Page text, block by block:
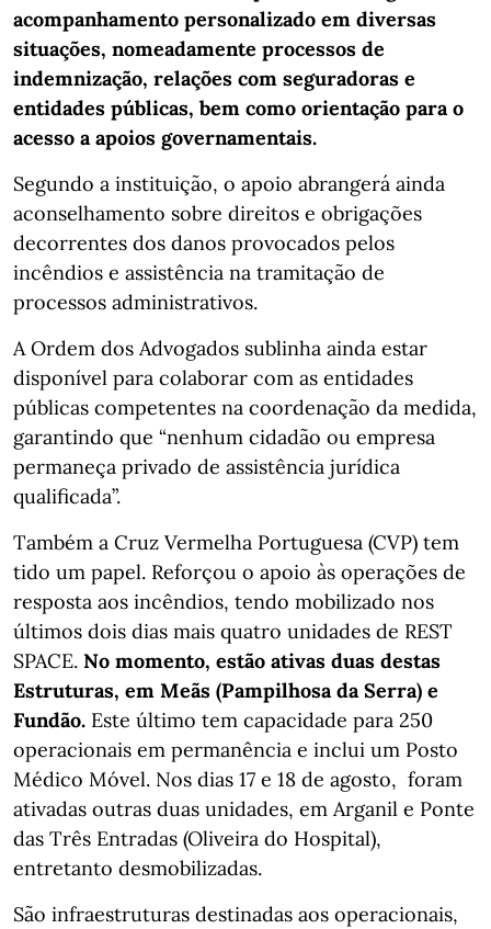
acompanhamento personalizado em diversas
situações, nomeadamente processos de
indemnização, relações com seguradoras e
entidades públicas, bem como orientação para o
acesso a apoios governamentais.
Segundo a instituição, o apoio abrangerá ainda
aconselhamento sobre direitos e obrigações
decorrentes dos danos provocados pelos
incêndios e assistência na tramitação de
processos administrativos.
A Ordem dos Advogados sublinha ainda estar
disponível para colaborar com as entidades
públicas competentes na coordenação da medida,
garantindo que “nenhum cidadão ou empresa
permaneça privado de assistência jurídica
qualificada”.
Também a Cruz Vermelha Portuguesa (CVP) tem
tido um papel. Reforçou o apoio às operações de
resposta aos incêndios, tendo mobilizado nos
últimos dois dias mais quatro unidades de REST
SPACE. No momento, estão ativas duas destas
Estruturas, em Meãs (Pampilhosa da Serra) e
Fundão. Este último tem capacidade para 250
operacionais em permanência e inclui um Posto
Médico Móvel. Nos dias 17 e 18 de agosto, foram
ativadas outras duas unidades, em Arganil e Ponte
das Três Entradas (Oliveira do Hospital),
entretanto desmobilizadas.
São infraestruturas destinadas aos operacionais,